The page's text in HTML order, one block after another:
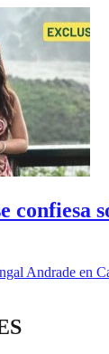
confiesa
Andrade en